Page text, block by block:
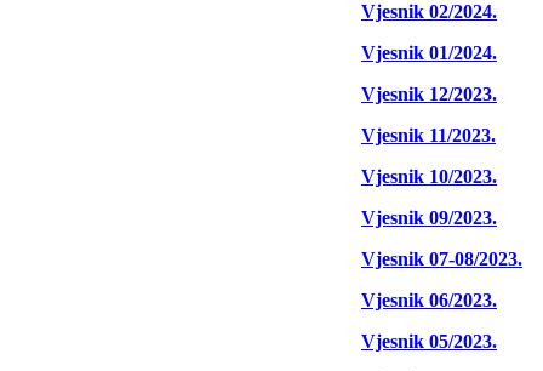
Vjesnik 02/2024.
Vjesnik 01/2024.
Vjesnik 12/2023.
Vjesnik 11/2023.
Vjesnik 10/2023.
Vjesnik 09/2023.
Vjesnik 07-08/2023.
Vjesnik 06/2023.
Vjesnik 05/2023.